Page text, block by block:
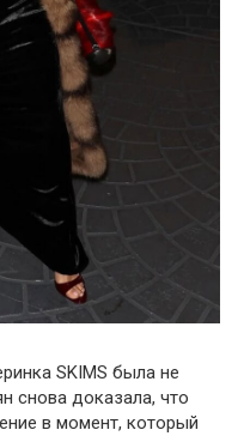
SKIMS была не
снова доказала, что
в момент, который